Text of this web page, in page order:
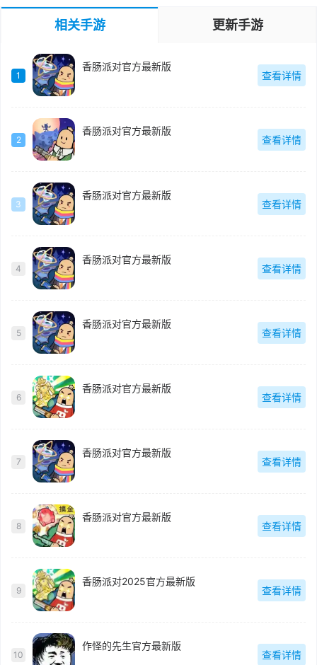
相关手游 更新手游
1
香肠派对官方最新版
查看详情
2
香肠派对官方最新版
查看详情
3
香肠派对官方最新版
查看详情
4
香肠派对官方最新版
查看详情
5
香肠派对官方最新版
查看详情
6
香肠派对官方最新版
查看详情
7
香肠派对官方最新版
查看详情
8
香肠派对官方最新版
查看详情
9
香肠派对2025官方最新版
查看详情
10
作怪的先生官方最新版
查看详情